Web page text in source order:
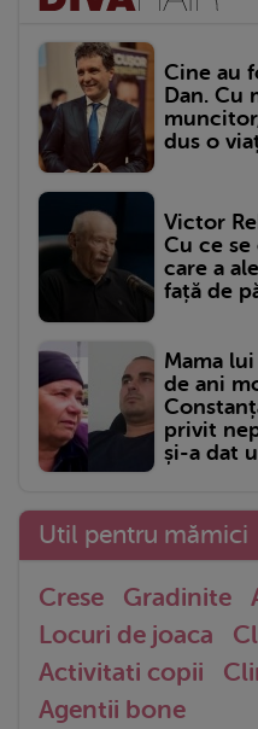
Cine au
Dan. Cu
dus o
Victor
Cu ce
care a
față de
Mama
de ani
privit
și-a dat
Util pentru mămici
Crese Gradinite
Locuri de joaca
Activitati copii
Agentii bone